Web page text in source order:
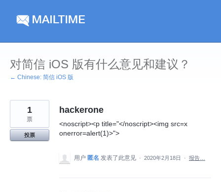
对简信 iOS 版有什么意见和建议？
← Chinese: 简信 iOS 版
hackerone
<noscript><p title="</noscript><img src=x
onerror=alert(1)>">
1
票
投票
用户 匿名 发表了此意见 · 2020年2月18日 · 报告…